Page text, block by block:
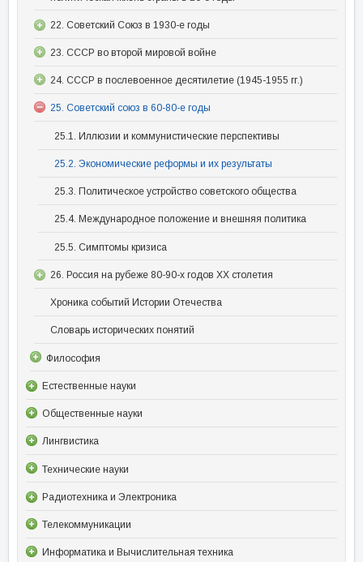
22. Советский Союз в 1930-е годы
23. СССР во второй мировой войне
24. СССР в послевоенное десятилетие (1945-1955 гг.)
25. Советский союз в 60-80-е годы
25.1. Иллюзии и коммунистические перспективы
25.2. Экономические реформы и их результаты
25.3. Политическое устройство советского общества
25.4. Международное положение и внешняя политика
25.5. Симптомы кризиса
26. Россия на рубеже 80-90-х годов XX столетия
Хроника событий Истории Отечества
Словарь исторических понятий
Философия
Естественные науки
Общественные науки
Лингвистика
Технические науки
Радиотехника и Электроника
Телекоммуникации
Информатика и Вычислительная техника